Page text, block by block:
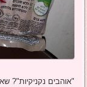
"אוהבים נקניקיות"?